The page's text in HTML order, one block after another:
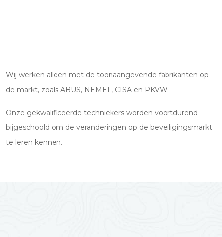
Wij werken alleen met de toonaangevende fabrikanten op
de markt, zoals ABUS, NEMEF, CISA en PKVW
Onze gekwalificeerde techniekers worden voortdurend
bijgeschoold om de veranderingen op de beveiligingsmarkt
te leren kennen.